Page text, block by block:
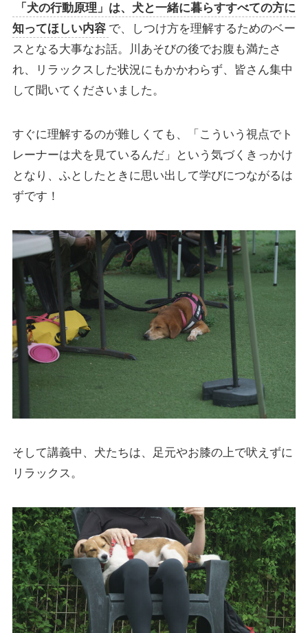
「犬の行動原理」は、犬と一緒に暮らすすべての方に
知ってほしい内容 で、しつけ方を理解するためのベー
スとなる大事なお話。川あそびの後でお腹も満たさ
れ、リラックスした状況にもかかわらず、皆さん集中
して聞いてくださいました。
すぐに理解するのが難しくても、「こういう視点でト
レーナーは犬を見ているんだ」という気づくきっかけ
となり、ふとしたときに思い出して学びにつながるは
ずです！
そして講義中、犬たちは、足元やお膝の上で吠えずに
リラックス。